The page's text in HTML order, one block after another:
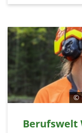
©
Berufswelt